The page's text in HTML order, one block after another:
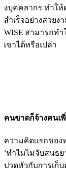
งบุคคลากร ทำให้
สำเร็จอย่างสวยง
WISE สามารถท
เขาได้หรือเปล่า
คนขาดก็จ้างคนเ
ความคิดแรกของ
‘ทำไมไม่จับสนธ
ปวดหัวกับการเก็บ